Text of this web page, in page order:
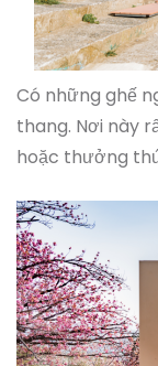
Có những ghế
thang. Nơi này
hoặc thưởng